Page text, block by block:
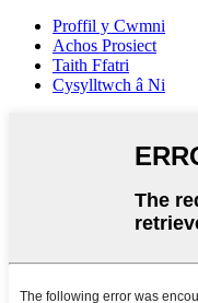
Proffil y Cwmni
Achos Prosiect
Taith Ffatri
Cysylltwch â Ni